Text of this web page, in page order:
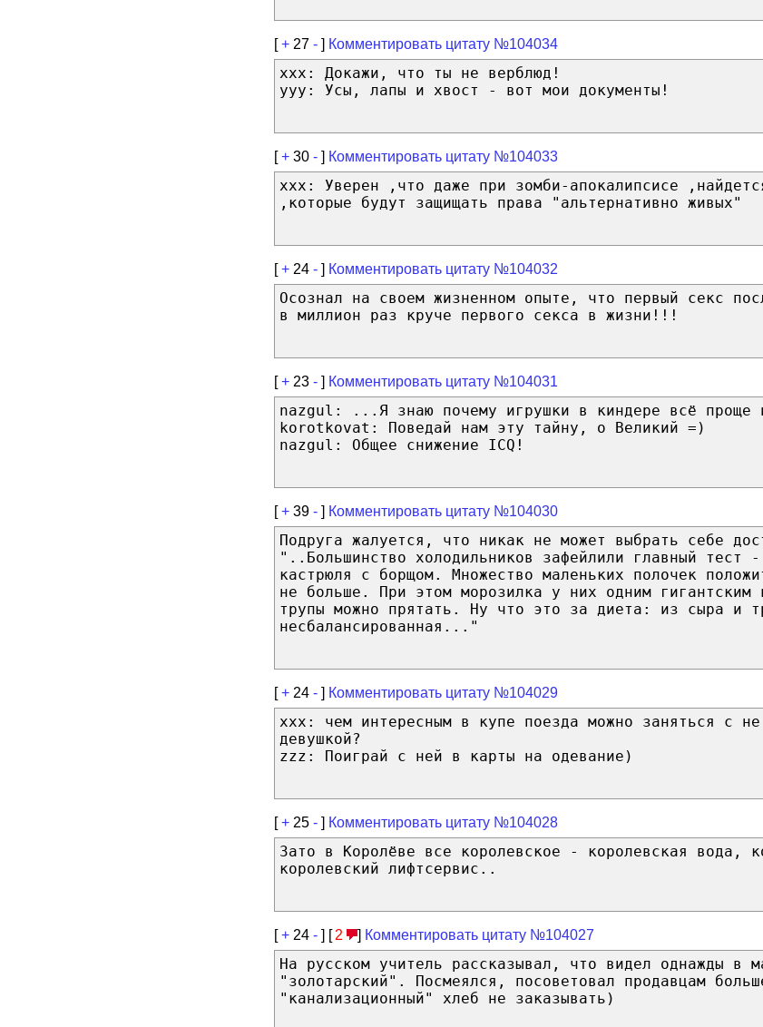
[+ 27 - ] Комментировать цитату №104034
xxx: Докажи, что ты не верблюд!
yyy: Усы, лапы и хвост - вот мои документы!
[+ 30 - ] Комментировать цитату №104033
xxx: Уверен ,что даже при зомби-апокалипсисе
,которые будут защищать права "альтернативно живых"
[+ 24 - ] Комментировать цитату №104032
Осознал на своем жизненном опыте, что первый секс
в миллион раз круче первого секса в жизни!!!
[+ 23 - ] Комментировать цитату №104031
nazgul: ...Я знаю почему игрушки в киндере всё проще
korotkovat: Поведай нам эту тайну, о Великий =)
nazgul: Общее снижение ICQ!
[+ 39 - ] Комментировать цитату №104030
Подруга жалуется, что никак не может выбрать себе
"..Большинство холодильников зафейлили главный тест
кастрюля с борщом. Множество маленьких полочек
не больше. При этом морозилка у них одним гигантским
трупы можно прятать. Ну что это за диета: из сыра и
несбалансированная..."
[+ 24 - ] Комментировать цитату №104029
xxx: чем интересным в купе поезда можно заняться с не
девушкой?
zzz: Поиграй с ней в карты на одевание)
[+ 25 - ] Комментировать цитату №104028
Зато в Королёве все королевское - королевская вода,
королевский лифтсервис..
[+ 24 - ] [ 2 ] Комментировать цитату №104027
На русском учитель рассказывал, что видел однажды в
"золотарский". Посмеялся, посоветовал продавцам
"канализационный" хлеб не заказывать)